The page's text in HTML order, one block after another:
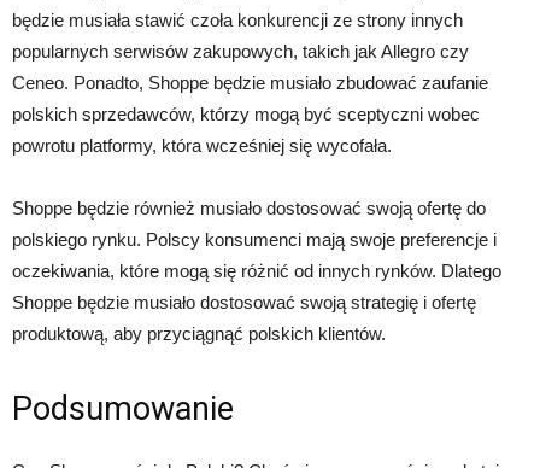
będzie musiała stawić czoła konkurencji ze strony innych
popularnych serwisów zakupowych, takich jak Allegro czy
Ceneo. Ponadto, Shoppe będzie musiało zbudować zaufanie
polskich sprzedawców, którzy mogą być sceptyczni wobec
powrotu platformy, która wcześniej się wycofała.
Shoppe będzie również musiało dostosować swoją ofertę do
polskiego rynku. Polscy konsumenci mają swoje preferencje i
oczekiwania, które mogą się różnić od innych rynków. Dlatego
Shoppe będzie musiało dostosować swoją strategię i ofertę
produktową, aby przyciągnąć polskich klientów.
Podsumowanie